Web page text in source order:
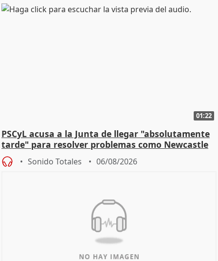
01:22
PSCyL acusa a la Junta de llegar "absolutamente
tarde" para resolver problemas como Newcastle
Sonido Totales 06/08/2026